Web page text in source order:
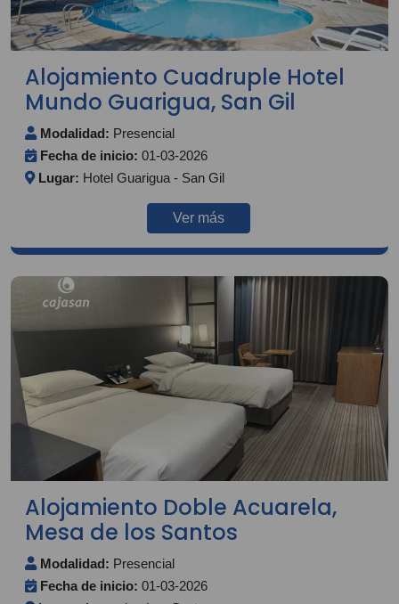
Alojamiento Cuadruple Hotel
Mundo Guarigua, San Gil
Modalidad: Presencial
Fecha de inicio: 01-03-2026
Lugar: Hotel Guarigua - San Gil
Ver más
Alojamiento Doble Acuarela,
Mesa de los Santos
Modalidad: Presencial
Fecha de inicio: 01-03-2026